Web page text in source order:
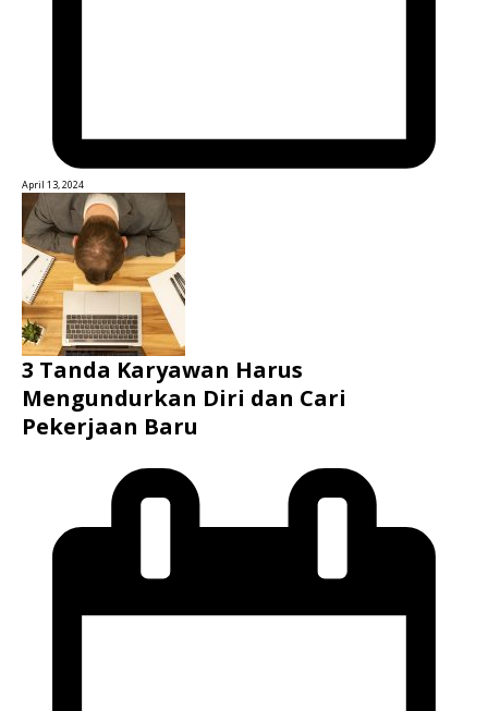
April 13, 2024
3 Tanda Karyawan Harus
Mengundurkan Diri dan Cari
Pekerjaan Baru